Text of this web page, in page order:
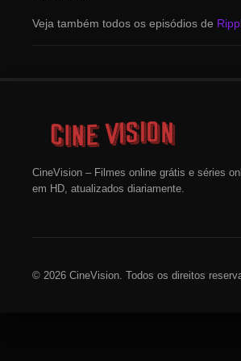
Veja também todos os episódios de
CineVision – Filmes online grátis e séries
em HD, atualizados diariamente.
© 2026 CineVision. Todos os direitos